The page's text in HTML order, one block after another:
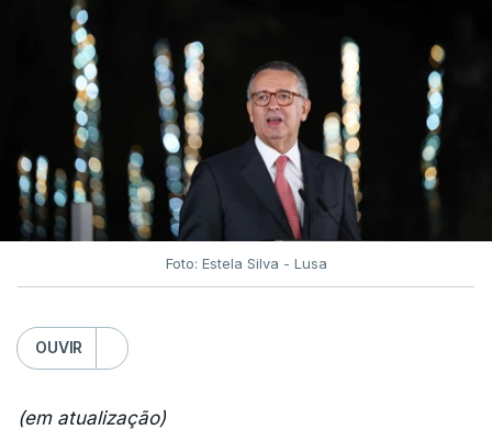
Foto: Estela Silva - Lusa
OUVIR
(em atualização)